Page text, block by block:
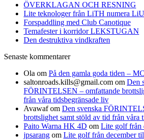
ÖVERKLAGAN OCH RESNING
Lite teknologer från LiTH numera LiU
Forspaddling med Club Canotique
Temafester i korridor LEKSTUGAN
Den destruktiva vindkraften
Senaste kommentarer
Ola om På den gamla goda tiden –
saltonroads.kills@gmail.com om Den
FÖRINTELSEN – omfattande
från våra tidsbegränsade liv
Avawafom Den svenska
brottslighet samt stöld av tid från våra
Paito Warna HK 4D om Lite golf från
jpsarang om Lite golf från december